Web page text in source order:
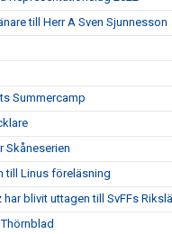
till Herr A Sven Sjunnesson
Summercamp
Skåneserien
till Linus föreläsning
blivit uttagen till SvFFs